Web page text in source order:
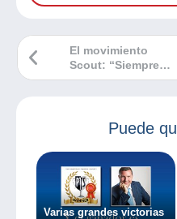
El movimiento
Scout: “Siempre
listos”
Puede
Varias grandes victorias